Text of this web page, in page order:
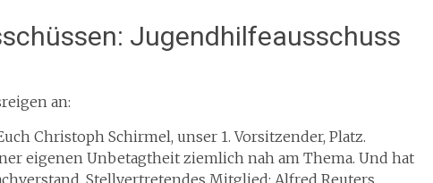
Jugendhilfeausschuss
an:
Christoph Schirmel, unser 1. Vorsitzender, Platz.
eigenen Unbetagtheit ziemlich nah am Thema. Und hat
Stellvertretendes Mitglied: Alfred Reuters.